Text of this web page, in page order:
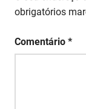
obrigatórios
Comentário *